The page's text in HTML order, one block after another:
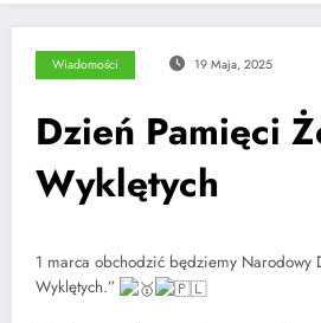
Wiadomości 19 Maja, 2025
Dzień Pamięci
Wyklętych
1 marca obchodzić będziemy Narodowy
Wyklętych.”